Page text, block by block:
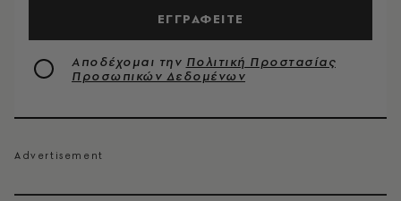
ΕΓΓΡΑΦΕΙΤΕ
Αποδέχομαι την Πολιτική Προστασίας
Προσωπικών Δεδομένων